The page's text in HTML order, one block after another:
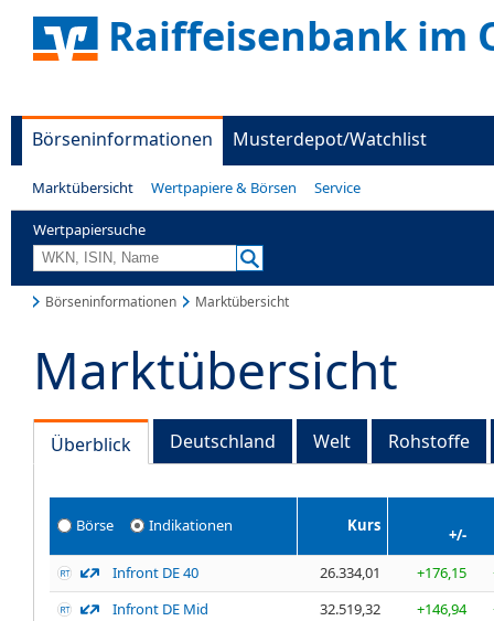
Raiffeisenbank im
Börseninformationen Musterdepot/Watchlist
Marktübersicht Wertpapiere & Börsen Service
Wertpapiersuche
Börseninformationen Marktübersicht
Marktübersicht
Überblick Deutschland Welt Rohstoffe
Börse Indikationen Kurs
+/-
Infront DE 40
26.334,01 +176,15
Infront DE Mid
32.519,32 +146,94